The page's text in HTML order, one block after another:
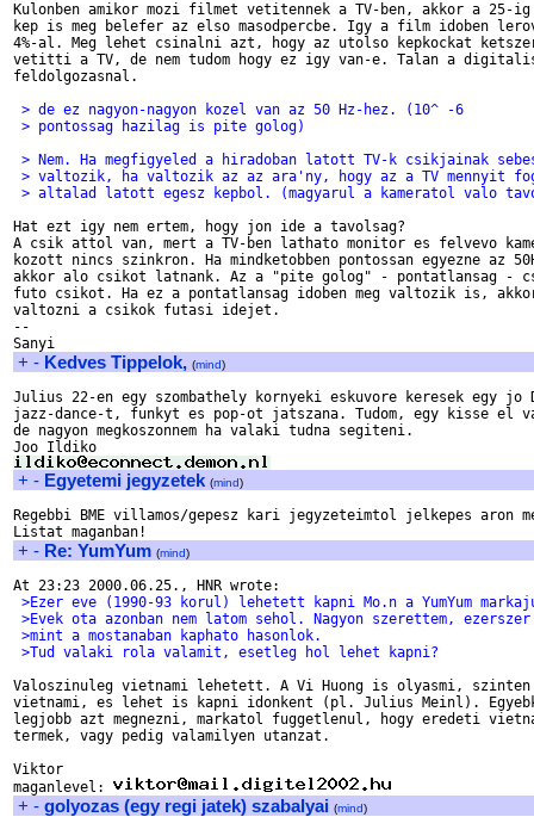
Kulonben amikor mozi filmet vetitennek a TV-ben, akkor a 25-ig
kep is meg belefer az elso masodpercbe. Igy a film idoben
4%-al. Meg lehet csinalni azt, hogy az utolso kepkockat
vetitti a TV, de nem tudom hogy ez igy van-e. Talan a
feldolgozasnal.
> de ez nagyon-nagyon kozel van az 50 Hz-hez. (10^ -6
> pontossag hazilag is pite golog)
> Nem. Ha megfigyeled a hiradoban latott TV-k csikjainak
> valtozik, ha valtozik az az ara'ny, hogy az a TV mennyit
> altalad latott egesz kepbol. (magyarul a kameratol valo
Hat ezt igy nem ertem, hogy jon ide a tavolsag?
A csik attol van, mert a TV-ben lathato monitor es felvevo
kozott nincs szinkron. Ha mindketobben pontossan egyezne az
akkor alo csikot latnank. Az a "pite golog" - pontatlansag -
futo csikot. Ha ez a pontatlansag idoben meg valtozik is,
valtozni a csikok futasi idejet.
--
+ - Kedves Tippelok, (mind)
Julius 22-en egy szombathely kornyeki eskuvore keresek egy
jazz-dance-t, funkyt es pop-ot jatszana. Tudom, egy kisse el
de nagyon megkoszonnem ha valaki tudna segiteni.
+ - Egyetemi jegyzetek (mind)
Regebbi BME villamos/gepesz kari jegyzeteimtol jelkepes aron
+ - Re: YumYum (mind)
>Ezer eve (1990-93 korul) lehetett kapni Mo.n a YumYum
>Evek ota azonban nem latom sehol. Nagyon szerettem,
>mint a mostanaban kaphato hasonlok.
>Tud valaki rola valamit, esetleg hol lehet kapni?
Valoszinuleg vietnami lehetett. A Vi Huong is olyasmi,
vietnami, es lehet is kapni idonkent (pl. Julius Meinl).
legjobb azt megnezni, markatol fuggetlenul, hogy eredeti
termek, vagy pedig valamilyen utanzat.
Viktor
maganlevel:
+ - golyozas (egy regi jatek) szabalyai (mind)